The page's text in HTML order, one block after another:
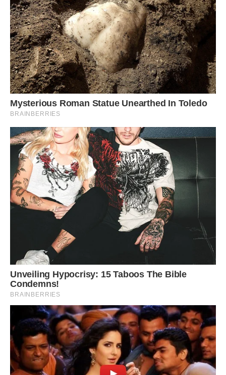
Бабуся Маша схопила мене і міцно притиснула до себе.
Вона плакала і повторювала: «Не плач, перестань …
Мамочка тепер буде твоїм ангелом … стане оберігати
тебе!»
Я не хотів нічого чути, а хотів щоб матуся підійшла до
мене і притиснувши до своїх грудей погладила мене по
голові, як раніше … Як? Як я тепер буду жити без мами? …
залі на дивані. Я тихенько пройшов до кімнати і ліг на
ліжко, довго плакав і не помітив як заснув.
Вранці прокинувся я від того, що дядя Ваня зайшов в
мою кімнату і схопивши мене за руку підняв з ліжка:
– Збирай речі і вали! Матері твоїй більше немає, квартира
моя! Очі мої щоб тебе не бачили!
Я взяв трохи одягу і вийшов з квартири. По щоках текли
сльози, я не знав куди йти … і постукав бабусі Маші. Вона
заспокоїла мене і сказала: